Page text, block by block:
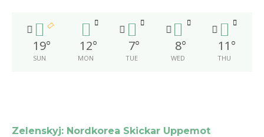
19°
SUN
12°
MON
7°
TUE
8°
WED
11°
THU
Zelenskyj: Nordkorea Skickar Uppemot